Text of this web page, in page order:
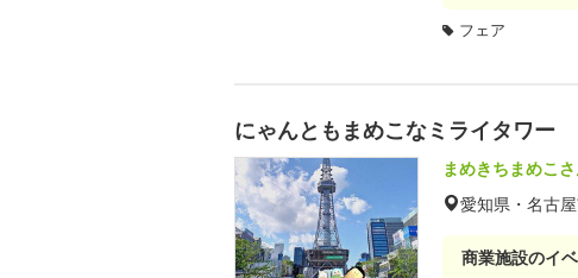
フェア
にゃんともまめこなミライタワー
まめきちまめこ
愛知県・名古
商業施設のイ